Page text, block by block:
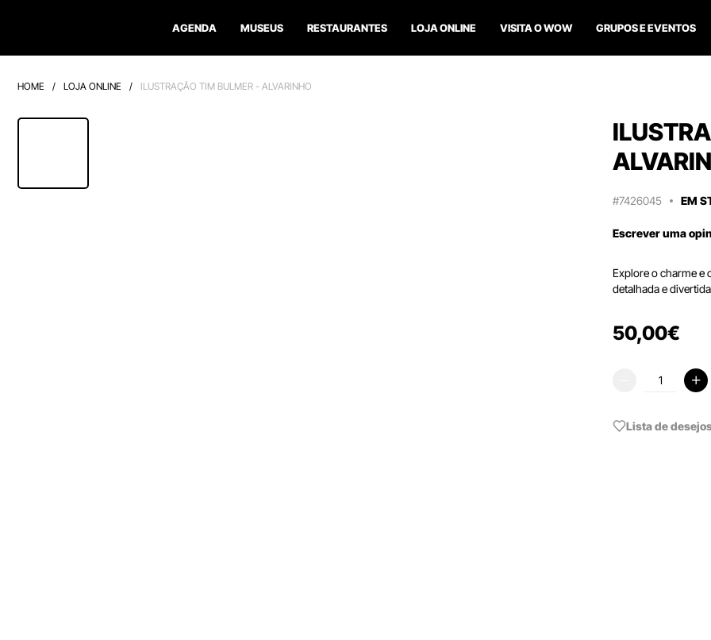
AGENDA MUSEUS RESTAURANTES LOJA ONLINE VISITA O WOW GRUPOS E EVENTOS
HOME / LOJA ONLINE / ILUSTRAÇÃO TIM BULMER - ALVARINHO
#7426045 EM
Escrever uma
Explore o charme e
detalhada e
50,00€
Lista de